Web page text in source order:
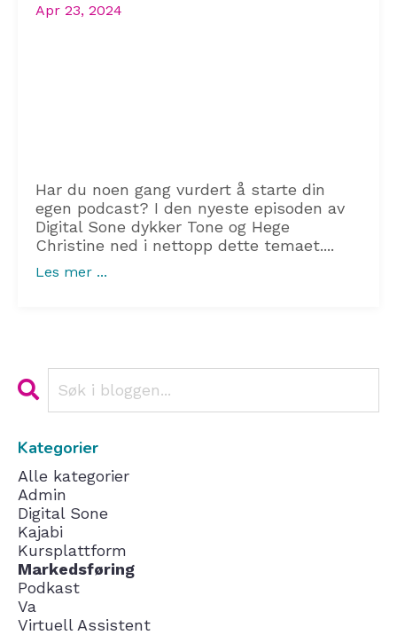
Apr 23, 2024
Har du noen gang vurdert å starte din
egen podcast? I den nyeste episoden av
Digital Sone dykker Tone og Hege
Christine ned i nettopp dette temaet....
Les mer ...
Kategorier
Alle kategorier
Admin
Digital Sone
Kajabi
Kursplattform
Markedsføring
Podkast
Va
Virtuell Assistent